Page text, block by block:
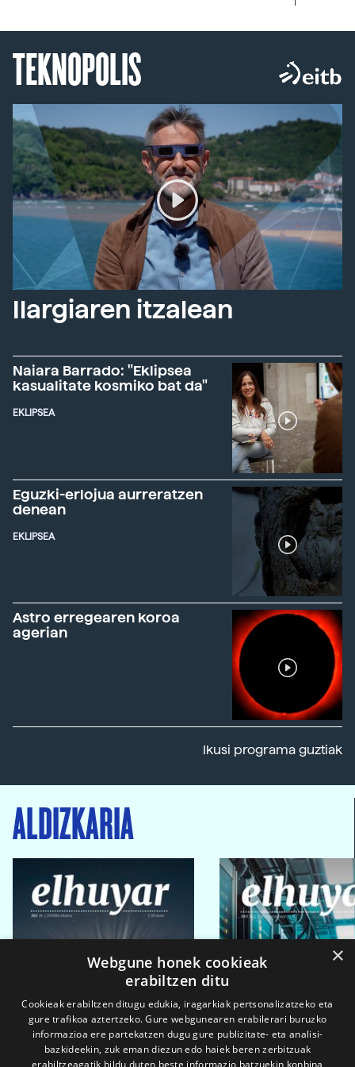
TEKNOPOLIS
Ilargiaren itzalean
Naiara Barrado: "Eklipsea
kasualitate kosmiko bat da"
EKLIPSEA
Eguzki-erlojua aurreratzen
denean
EKLIPSEA
Astro erregearen koroa
agerian
Ikusi programa guztiak
ALDIZKARIA
×
Webgune honek cookieak
erabiltzen ditu
Cookieak erabiltzen ditugu edukia, iragarkiak pertsonalizatzeko eta
gure trafikoa aztertzeko. Gure webgunearen erabilerari buruzko
informazioa ere partekatzen dugu gure publizitate- eta analisi-
bazkideekin, zuk eman diezun edo haiek beren zerbitzuak
erabiltzeagatik bildu duten beste informazio batzuekin konbina